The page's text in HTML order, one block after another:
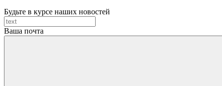
Будьте в курсе наших новостей
Ваша почта